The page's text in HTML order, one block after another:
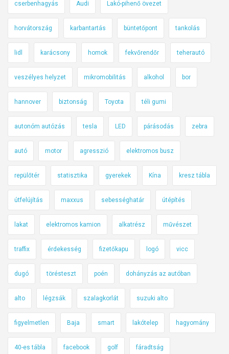
cserbenhagyás Audi Lakó-pihenő övezet
horvátország karbantartás büntetőpont tankolás
lidl karácsony homok fekvőrendőr teherautó
veszélyes helyzet mikromobilitás alkohol bor
hannover biztonság Toyota téli gumi
autonóm autózás tesla LED párásodás zebra
autó motor agresszió elektromos busz
repülőtér statisztika gyerekek Kína kresz tábla
útfelújítás maxxus sebességhatár útépítés
lakat elektromos kamion alkatrész művészet
traffix érdekesség fizetőkapu logó vicc
dugó törésteszt poén dohányzás az autóban
alto légzsák szalagkorlát suzuki alto
figyelmetlen Baja smart lakótelep hagyomány
40-es tábla facebook golf fáradtság